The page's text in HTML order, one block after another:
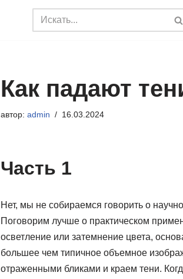
Как падают
автор: admin 16.03.2024
Часть 1
Нет, мы не собираемся говорить о
Поговорим лучше о практическом
осветление или затемнение цвета,
большее чем типичное объемное
отраженными бликами и краем тени.